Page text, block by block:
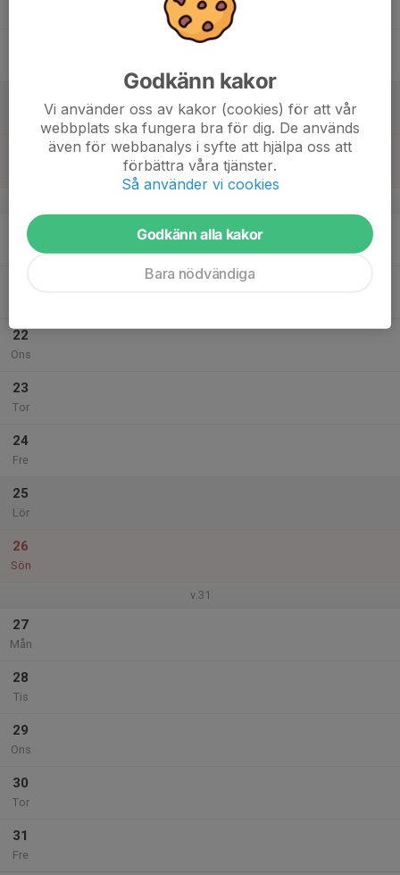
20
Mån
22
Ons
23
Tor
24
Fre
25
Lör
26
Sön
v.31
27
Mån
28
Tis
29
Ons
30
Tor
31
Fre
Godkänn kakor
Vi använder oss av kakor (cookies) för att vår
webbplats ska fungera bra för dig. De används
även för webbanalys i syfte att hjälpa oss att
förbättra våra tjänster.
Så använder vi cookies
Godkänn alla kakor
Bara nödvändiga